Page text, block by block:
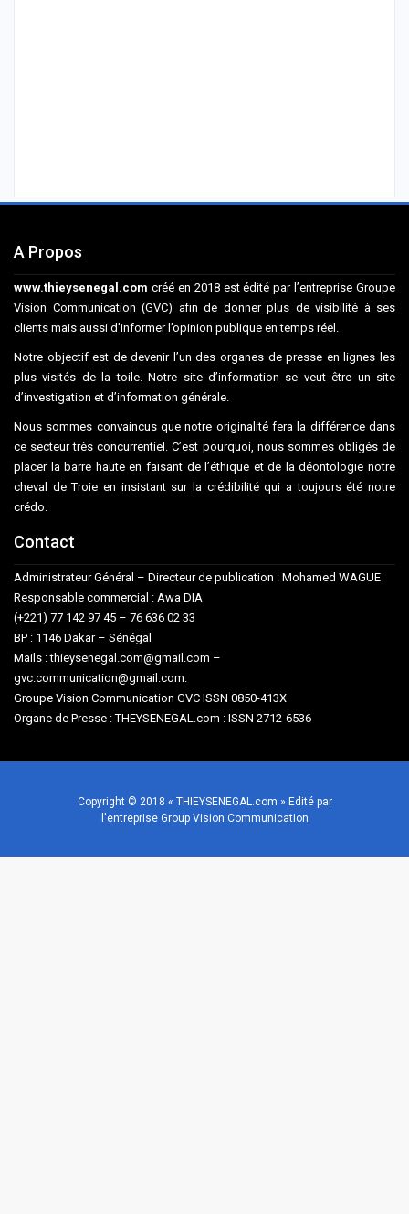
A Propos
www.thieysenegal.com créé en 2018 est édité par l’entreprise Groupe
Vision Communication (GVC) afin de donner plus de visibilité à ses
clients mais aussi d’informer l’opinion publique en temps réel.
Notre objectif est de devenir l’un des organes de presse en lignes les
plus visités de la toile. Notre site d’information se veut être un site
d’investigation et d’information générale.
Nous sommes convaincus que notre originalité fera la différence dans
ce secteur très concurrentiel. C’est pourquoi, nous sommes obligés de
placer la barre haute en faisant de l’éthique et de la déontologie notre
cheval de Troie en insistant sur la crédibilité qui a toujours été notre
crédo.
Contact
Administrateur Général – Directeur de publication : Mohamed WAGUE
Responsable commercial : Awa DIA
(+221) 77 142 97 45 – 76 636 02 33
BP : 1146 Dakar – Sénégal
Mails : thieysenegal.com@gmail.com –
gvc.communication@gmail.com.
Groupe Vision Communication GVC ISSN 0850-413X
Organe de Presse : THEYSENEGAL.com : ISSN 2712-6536
Copyright © 2018 « THIEYSENEGAL.com » Edité par
l'entreprise Group Vision Communication